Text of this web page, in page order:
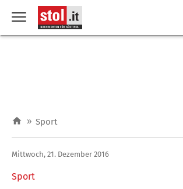
» Sport
Sport
Mittwoch, 21. Dezember 2016